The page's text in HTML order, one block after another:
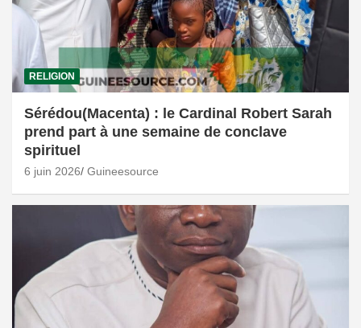
RELIGION
Sérédou(Macenta) : le Cardinal Robert Sarah
prend part à une semaine de conclave
spirituel
6 juin 2026 Guineesource